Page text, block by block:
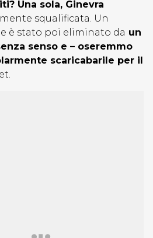
Una sola, Ginevra
squalificata. Un
è stato poi eliminato da un
senso e – oseremmo
scaricabarile per il